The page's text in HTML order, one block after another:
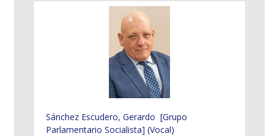
Sánchez Escudero, Gerardo [Grupo
Parlamentario Socialista] (Vocal)